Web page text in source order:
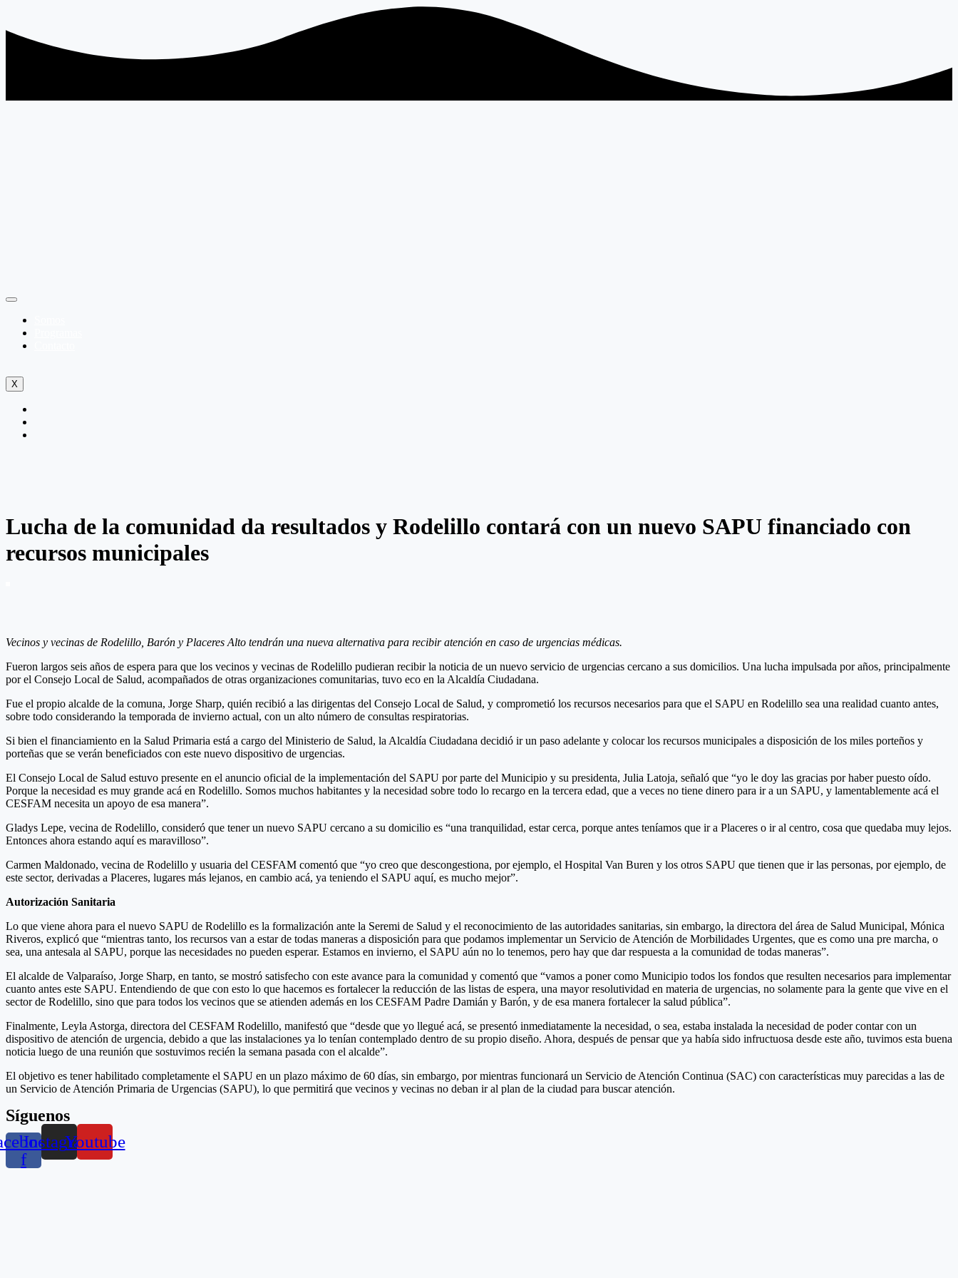
X
Lucha de la comunidad da resultados y Rodelillo contará con un nuevo SAPU financiado con
recursos municipales
Vecinos y vecinas de Rodelillo, Barón y Placeres Alto tendrán una nueva alternativa para recibir atención en caso de urgencias médicas.
Fueron largos seis años de espera para que los vecinos y vecinas de Rodelillo pudieran recibir la noticia de un nuevo servicio de urgencias cercano a sus domicilios. Una lucha impulsada por años, principalmente
por el Consejo Local de Salud, acompañados de otras organizaciones comunitarias, tuvo eco en la Alcaldía Ciudadana.
Fue el propio alcalde de la comuna, Jorge Sharp, quién recibió a las dirigentas del Consejo Local de Salud, y comprometió los recursos necesarios para que el SAPU en Rodelillo sea una realidad cuanto antes,
sobre todo considerando la temporada de invierno actual, con un alto número de consultas respiratorias.
Si bien el financiamiento en la Salud Primaria está a cargo del Ministerio de Salud, la Alcaldía Ciudadana decidió ir un paso adelante y colocar los recursos municipales a disposición de los miles porteños y
porteñas que se verán beneficiados con este nuevo dispositivo de urgencias.
El Consejo Local de Salud estuvo presente en el anuncio oficial de la implementación del SAPU por parte del Municipio y su presidenta, Julia Latoja, señaló que “yo le doy las gracias por haber puesto oído.
Porque la necesidad es muy grande acá en Rodelillo. Somos muchos habitantes y la necesidad sobre todo lo recargo en la tercera edad, que a veces no tiene dinero para ir a un SAPU, y lamentablemente acá el
CESFAM necesita un apoyo de esa manera”.
Gladys Lepe, vecina de Rodelillo, consideró que tener un nuevo SAPU cercano a su domicilio es “una tranquilidad, estar cerca, porque antes teníamos que ir a Placeres o ir al centro, cosa que quedaba muy lejos.
Entonces ahora estando aquí es maravilloso”.
Carmen Maldonado, vecina de Rodelillo y usuaria del CESFAM comentó que “yo creo que descongestiona, por ejemplo, el Hospital Van Buren y los otros SAPU que tienen que ir las personas, por ejemplo, de
este sector, derivadas a Placeres, lugares más lejanos, en cambio acá, ya teniendo el SAPU aquí, es mucho mejor”.
Autorización Sanitaria
Lo que viene ahora para el nuevo SAPU de Rodelillo es la formalización ante la Seremi de Salud y el reconocimiento de las autoridades sanitarias, sin embargo, la directora del área de Salud Municipal, Mónica
Riveros, explicó que “mientras tanto, los recursos van a estar de todas maneras a disposición para que podamos implementar un Servicio de Atención de Morbilidades Urgentes, que es como una pre marcha, o
sea, una antesala al SAPU, porque las necesidades no pueden esperar. Estamos en invierno, el SAPU aún no lo tenemos, pero hay que dar respuesta a la comunidad de todas maneras”.
El alcalde de Valparaíso, Jorge Sharp, en tanto, se mostró satisfecho con este avance para la comunidad y comentó que “vamos a poner como Municipio todos los fondos que resulten necesarios para implementar
cuanto antes este SAPU. Entendiendo de que con esto lo que hacemos es fortalecer la reducción de las listas de espera, una mayor resolutividad en materia de urgencias, no solamente para la gente que vive en el
sector de Rodelillo, sino que para todos los vecinos que se atienden además en los CESFAM Padre Damián y Barón, y de esa manera fortalecer la salud pública”.
Finalmente, Leyla Astorga, directora del CESFAM Rodelillo, manifestó que “desde que yo llegué acá, se presentó inmediatamente la necesidad, o sea, estaba instalada la necesidad de poder contar con un
dispositivo de atención de urgencia, debido a que las instalaciones ya lo tenían contemplado dentro de su propio diseño. Ahora, después de pensar que ya había sido infructuosa desde este año, tuvimos esta buena
noticia luego de una reunión que sostuvimos recién la semana pasada con el alcalde”.
El objetivo es tener habilitado completamente el SAPU en un plazo máximo de 60 días, sin embargo, por mientras funcionará un Servicio de Atención Continua (SAC) con características muy parecidas a las de
un Servicio de Atención Primaria de Urgencias (SAPU), lo que permitirá que vecinos y vecinas no deban ir al plan de la ciudad para buscar atención.
Síguenos
f
InstagramYoutube